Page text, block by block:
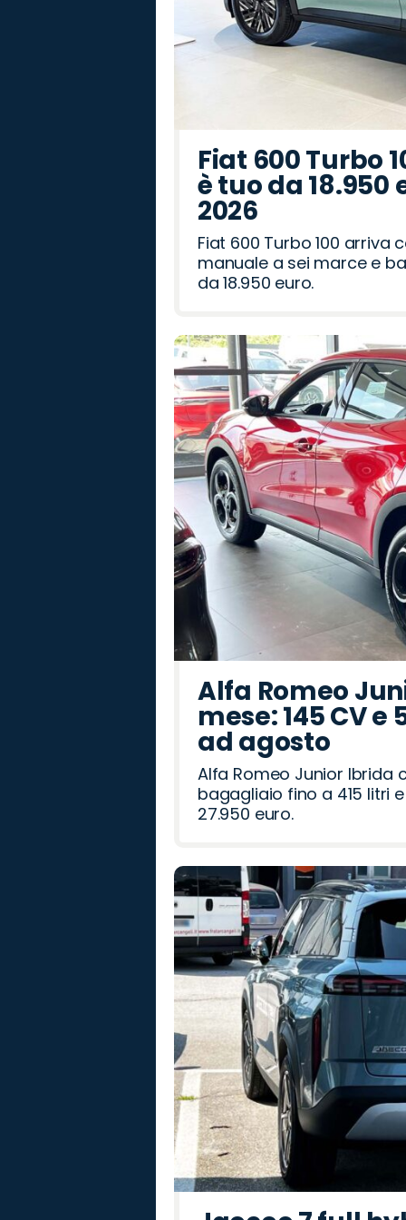
Fiat 600 Turbo
è tuo da
2026
Fiat 600 Turbo 100 arriva
manuale a sei marce e
da 18.950 euro.
Alfa Romeo
mese: 145 CV
ad agosto
Alfa Romeo Junior Ibrida
bagagliaio fino a 415 litri
27.950 euro.